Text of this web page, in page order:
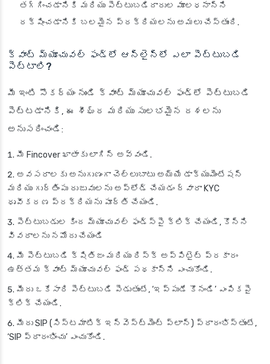
తగ్గించడానికి మరియు పెట్టుబడిదారుల మూలధనాన్ని
రక్షించడానికి బలమైన ప్రక్రియలను అమలు చేస్తుంది.
క్వాంట్ మ్యూచువల్ ఫండ్‌లో ఆన్‌లైన్‌లో ఎలా పెట్టుబడి
పెట్టాలి?
మీ ఇంటి సౌకర్యం నుండి క్వాంట్ మ్యూచువల్ ఫండ్‌లో పెట్టుబడి
పెట్టడానికి, ఈ శీఘ్ర మరియు సులభమైన దశలను
అనుసరించండి:
మీ Fincover ఖాతాకు లాగిన్ అవ్వండి.
అవసరాలకు అనుగుణంగా చెల్లుబాటు అయ్యే డాక్యుమెంటేషన్
మరియు గుర్తింపు రుజువులను అప్‌లోడ్ చేయడం ద్వారా KYC
ధృవీకరణ ప్రక్రియను పూర్తి చేయండి.
పెట్టుబడుల కింద మ్యూచువల్ ఫండ్స్‌పై క్లిక్ చేయండి, కొన్ని
వివరాలను నమోదు చేయండి
మీ పెట్టుబడి క్షితిజం మరియు రిస్క్ అప్పిటైట్ ప్రకారం
ఉత్తమ క్వాంట్ మ్యూచువల్ ఫండ్ పథకాన్ని ఎంచుకోండి.
మీరు ఒకేసారి పెట్టుబడి పెడుతుంటే, ‘ఇప్పుడే కొనండి’ ఎంపికపై
క్లిక్ చేయండి.
మీరు SIP (సిస్టమాటిక్ ఇన్వెస్ట్‌మెంట్ ప్లాన్) ప్రారంభిస్తుంటే,
‘SIP ప్రారంభించు’ ఎంచుకోండి.